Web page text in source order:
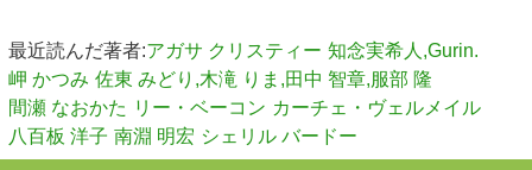
最近読んだ著者:アガサ クリスティー 知念実希人,Gurin.
岬 かつみ 佐東 みどり,木滝 りま,田中 智章,服部 隆
間瀬 なおかた リー・ベーコン カーチェ・ヴェルメイル
八百板 洋子 南淵 明宏 シェリル バードー